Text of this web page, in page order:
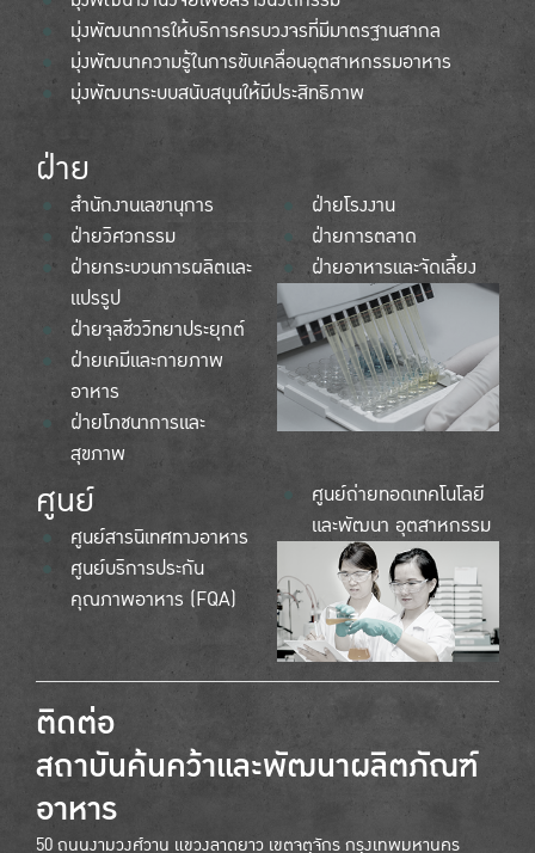
มุ่งพัฒนาการให้บริการครบวงจรที่มีมาตรฐานสากล
มุ่งพัฒนาความรู้ในการขับเคลื่อนอุตสาหกรรมอาหาร
มุ่งพัฒนาระบบสนับสนุนให้มีประสิทธิภาพ
ฝ่าย
สำนักงานเลขานุการ
ฝ่ายวิศวกรรม
ฝ่ายกระบวนการผลิตและ
แปรรูป
ฝ่ายจุลชีววิทยาประยุกต์
ฝ่ายเคมีและกายภาพ
อาหาร
ฝ่ายโภชนาการและ
สุขภาพ
ฝ่ายโรงงาน
ฝ่ายการตลาด
ฝ่ายอาหารและจัดเลี้ยง
ศูนย์
ศูนย์สารนิเทศทางอาหาร
ศูนย์บริการประกัน
คุณภาพอาหาร (FQA)
ศูนย์ถ่ายทอดเทคโนโลยี
และพัฒนา อุตสาหกรรม
ติดต่อ
สถาบันค้นคว้าและพัฒนาผลิตภัณฑ์
อาหาร
50 ถนนงามวงศ์วาน แขวงลาดยาว เขตจตุจักร กรุงเทพมหานคร